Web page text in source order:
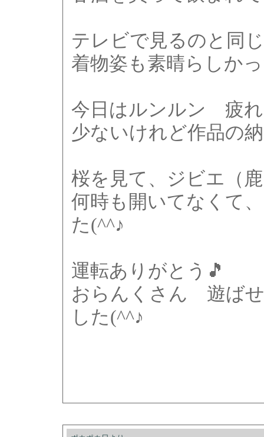
テレビで見るのと同
着物姿も素晴らしか
今日はルンルン 疲
少ないけれど作品の
桜を見て、ジビエ（
何時も開いてなくて
た(^^♪
運転ありがとう🎵
おらんくさん 遊ば
した(^^♪